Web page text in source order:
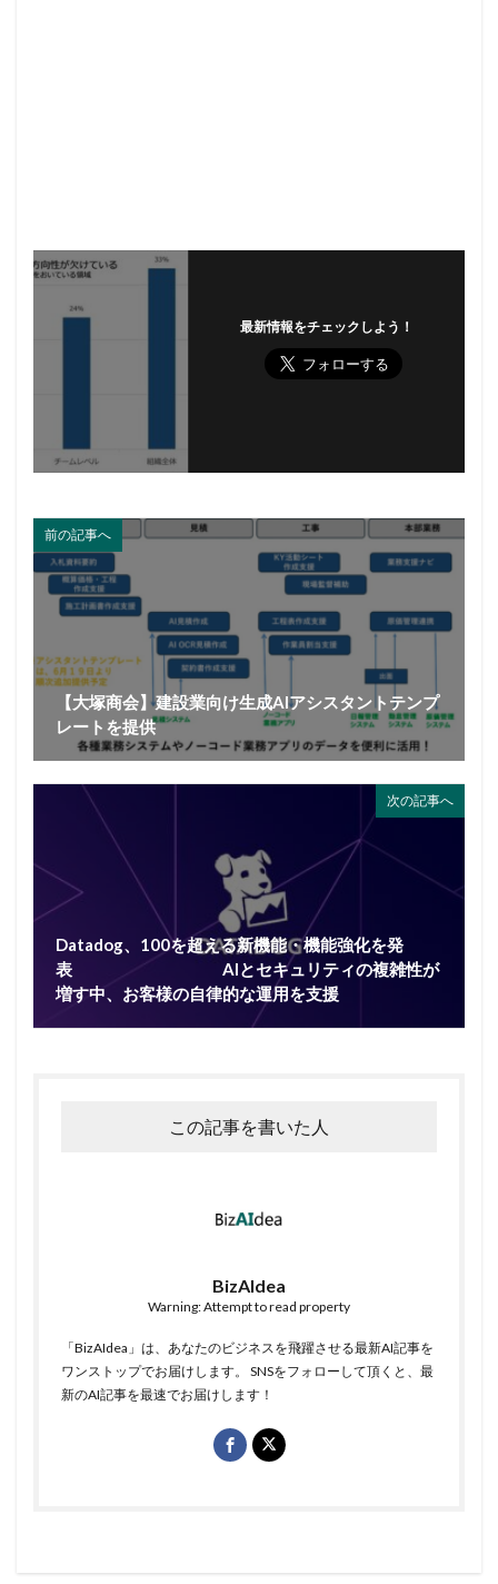
最新情報をチェックしよう！
前の記事へ
【大塚商会】建設業向け生成AIアシスタントテンプ
レートを提供
次の記事へ
Datadog、100を超える新機能・機能強化を発
表 AIとセキュリティの複雑性が
増す中、お客様の自律的な運用を支援
この記事を書いた人
BizAIdea
Warning: Attempt to read property
「BizAIdea」は、あなたのビジネスを飛躍させる最新AI記事を
ワンストップでお届けします。 SNSをフォローして頂くと、最
新のAI記事を最速でお届けします！